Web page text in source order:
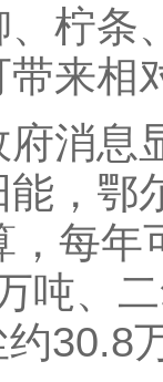
条
来相
息
，鄂
，每
吨、
30.8